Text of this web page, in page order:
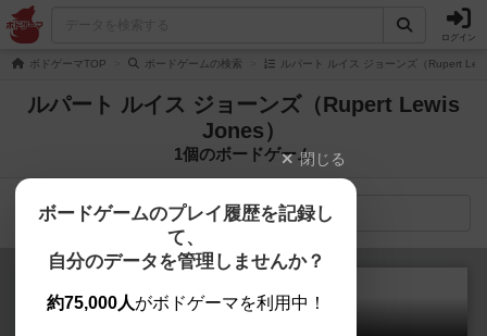
ログイン
ボドゲーマTOP ボードゲームの検索 ルパート ルイス ジョーンズ（Rupert
ルパート ルイス ジョーンズ（Rupert Lewis
Jones）
1個のボードゲーム
検索メニュー
閉じる
ボードゲームのプレイ履歴を記録し
て、
自分のデータを管理しませんか？
約75,000人がボドゲーマを利用中！